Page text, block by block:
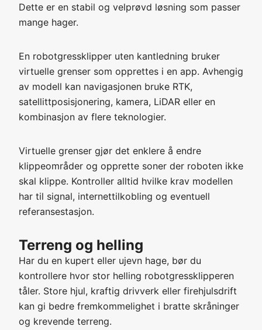
Dette er en stabil og velprøvd løsning som passer
mange hager.
En robotgressklipper uten kantledning bruker
virtuelle grenser som opprettes i en app. Avhengig
av modell kan navigasjonen bruke RTK,
satellittposisjonering, kamera, LiDAR eller en
kombinasjon av flere teknologier.
Virtuelle grenser gjør det enklere å endre
klippeområder og opprette soner der roboten ikke
skal klippe. Kontroller alltid hvilke krav modellen
har til signal, internettilkobling og eventuell
referansestasjon.
Terreng og helling
Har du en kupert eller ujevn hage, bør du
kontrollere hvor stor helling robotgressklipperen
tåler. Store hjul, kraftig drivverk eller firehjulsdrift
kan gi bedre fremkommelighet i bratte skråninger
og krevende terreng.